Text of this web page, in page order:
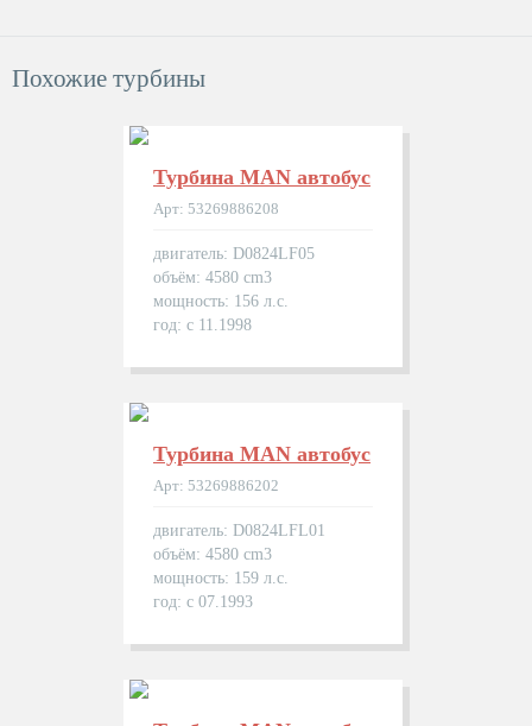
Похожие турбины
Турбина MAN автобуc
Арт: 53269886208
двигатель: D0824LF05
объём: 4580 cm3
мощность: 156 л.с.
год: с 11.1998
Турбина MAN автобуc
Арт: 53269886202
двигатель: D0824LFL01
объём: 4580 cm3
мощность: 159 л.с.
год: с 07.1993